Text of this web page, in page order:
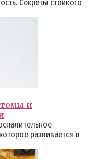
Секреты стойкого
и
развивается в